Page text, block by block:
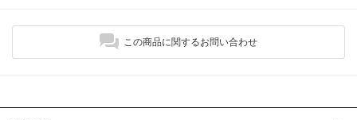
この商品に関するお問い合わせ